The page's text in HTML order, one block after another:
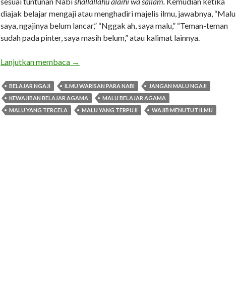
diajak belajar mengaji atau menghadiri majelis ilmu, jawabnya, “Malu
saya, ngajinya belum lancar,” “Nggak ah, saya malu,” “Teman-teman
sudah pada pinter, saya masih belum,” atau kalimat lainnya.
Lanjutkan membaca Mengapa Malu?
→
BELAJAR NGAJI ILMU WARISAN PARA NABI
JANGAN MALU NGAJI
KEWAJIBAN BELAJAR AGAMA
MALU BELAJAR AGAMA
MALU YANG TERCELA
MALU YANG TERPUJI WAJIB MENUTUT ILMU